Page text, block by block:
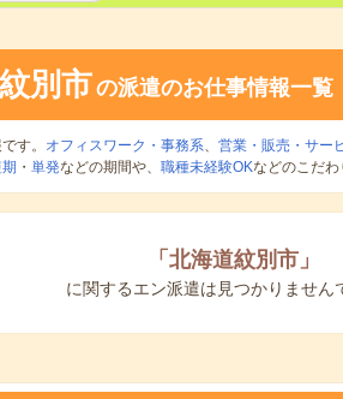
別市の派遣のお仕事情報一覧
す。 オフィスワーク・事務系、 営業・販売・サー
・ 単発などの期間や、 職種未経験OKなどのこだわ
「 北海道紋別市」
に関するエン派遣は見つかりません